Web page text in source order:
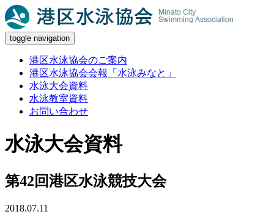
toggle navigation
港区水泳協会のご案内
港区水泳協会会報「水泳みなと」
水泳大会資料
水泳教室資料
お問い合わせ
水泳大会資料
第42回港区水泳競技大会
2018.07.11